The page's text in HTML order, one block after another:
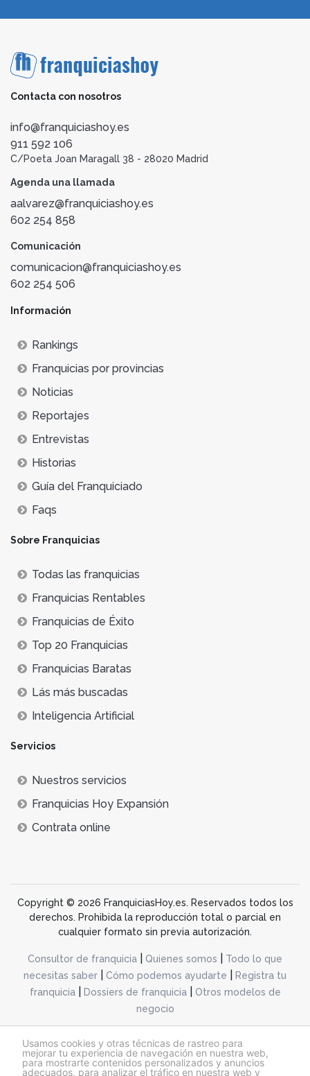
Usamos cookies y otras técnicas de rastreo para
mejorar tu experiencia de navegación en nuestra web,
para mostrarte contenidos personalizados y anuncios
adecuados, para analizar el tráfico en nuestra web y
Contacta con nosotros
info@franquiciashoy.es
911 592 106
C/Poeta Joan Maragall 38 - 28020 Madrid
Agenda una llamada
aalvarez@franquiciashoy.es
602 254 858
Comunicación
comunicacion@franquiciashoy.es
602 254 506
Información
Rankings
Franquicias por provincias
Noticias
Reportajes
Entrevistas
Historias
Guía del Franquiciado
Faqs
Sobre Franquicias
Todas las franquicias
Franquicias Rentables
Franquicias de Éxito
Top 20 Franquicias
Franquicias Baratas
Lás más buscadas
Inteligencia Artificial
Servicios
Nuestros servicios
Franquicias Hoy Expansión
Contrata online
Copyright © 2026 FranquiciasHoy.es. Reservados todos los
derechos. Prohibida la reproducción total o parcial en
cualquier formato sin previa autorización.
Consultor de franquicia Quienes somos
Todo lo que
necesitas saber
Cómo podemos ayudarte
Registra tu
franquicia| Dossiers de franquicia|
Otros modelos de
negocio
@franquiciashoy.es |Aviso legal| Política de cookies|Política de privacidad